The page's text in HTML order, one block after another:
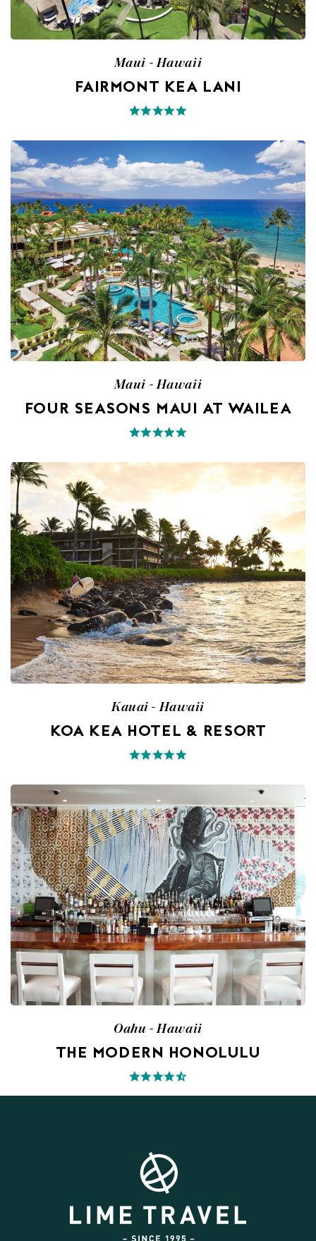
Maui - Hawaii
FAIRMONT KEA LANI
Maui - Hawaii
FOUR SEASONS MAUI AT WAILEA
Kauai - Hawaii
KOA KEA HOTEL & RESORT
Oahu - Hawaii
THE MODERN HONOLULU